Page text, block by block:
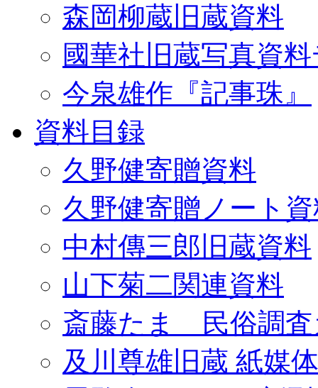
森岡柳蔵旧蔵資料
國華社旧蔵写真資
今泉雄作『記事珠』
資料目録
久野健寄贈資料
久野健寄贈ノート
中村傳三郎旧蔵資料
山下菊二関連資料
斎藤たま 民俗調査
及川尊雄旧蔵 紙媒